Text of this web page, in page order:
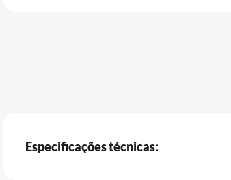
Especificações técnicas: